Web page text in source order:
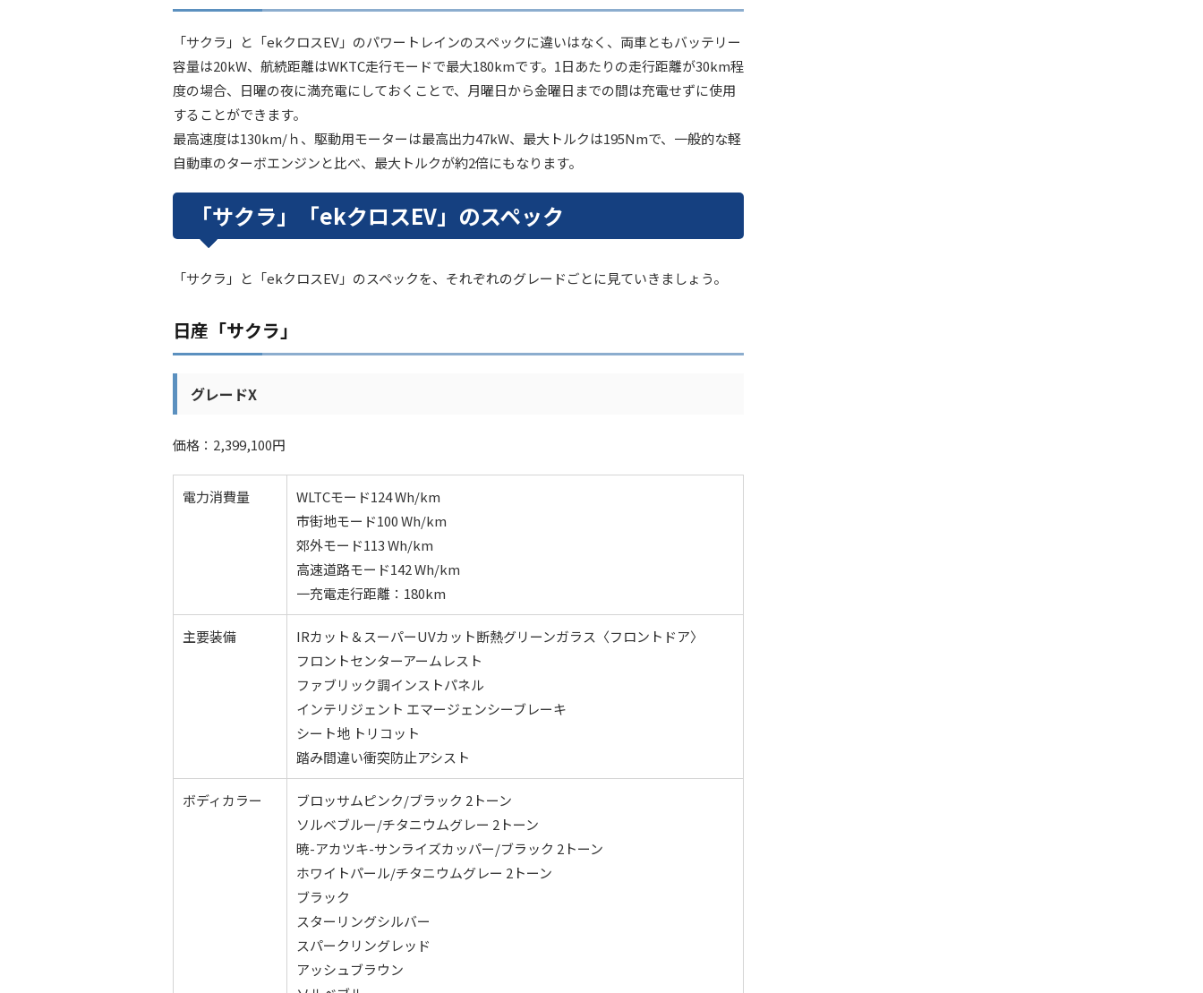
「サクラ」と「ekクロスEV」のパワートレインのスペックに違いはなく、両車ともバッテリー
容量は20kW、航続距離はWKTC走行モードで最大180kmです。1日あたりの走行距離が30km程
度の場合、日曜の夜に満充電にしておくことで、月曜日から金曜日までの間は充電せずに使用
することができます。
最高速度は130km/ｈ、駆動用モーターは最高出力47kW、最大トルクは195Nmで、一般的な軽
自動車のターボエンジンと比べ、最大トルクが約2倍にもなります。
「サクラ」「ekクロスEV」のスペック
「サクラ」と「ekクロスEV」のスペックを、それぞれのグレードごとに見ていきましょう。
日産「サクラ」
グレードX
価格：2,399,100円
電力消費量
WLTCモード124 Wh/km
市街地モード100 Wh/km
郊外モード113 Wh/km
高速道路モード142 Wh/km
一充電走行距離：180km
主要装備
IRカット＆スーパーUVカット断熱グリーンガラス〈フロントドア〉
フロントセンターアームレスト
ファブリック調インストパネル
インテリジェント エマージェンシーブレーキ
シート地 トリコット
踏み間違い衝突防止アシスト
ボディカラー
ブロッサムピンク/ブラック 2トーン
ソルベブルー/チタニウムグレー 2トーン
暁-アカツキ-サンライズカッパー/ブラック 2トーン
ホワイトパール/チタニウムグレー 2トーン
ブラック
スターリングシルバー
スパークリングレッド
アッシュブラウン